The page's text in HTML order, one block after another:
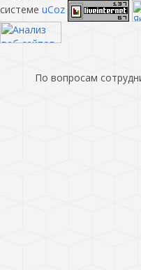
системе uCoz
По вопросам